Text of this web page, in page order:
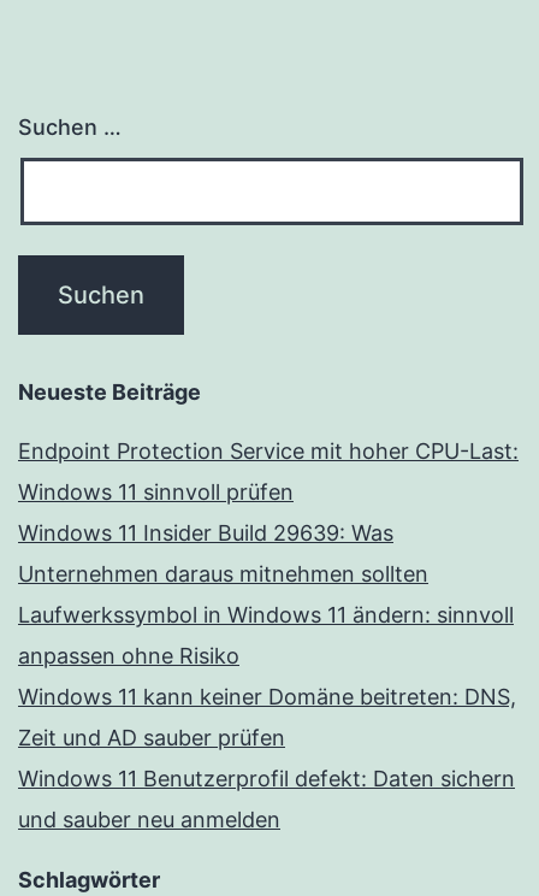
Suchen …
Neueste Beiträge
Endpoint Protection Service mit hoher CPU-Last:
Windows 11 sinnvoll prüfen
Windows 11 Insider Build 29639: Was
Unternehmen daraus mitnehmen sollten
Laufwerkssymbol in Windows 11 ändern: sinnvoll
anpassen ohne Risiko
Windows 11 kann keiner Domäne beitreten: DNS,
Zeit und AD sauber prüfen
Windows 11 Benutzerprofil defekt: Daten sichern
und sauber neu anmelden
Schlagwörter